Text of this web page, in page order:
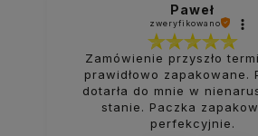
Paweł
zweryfikowano
Zamówienie przyszło
prawidłowo zapakowane.
dotarła do mnie w
stanie. Paczka
perfekcyjnie.